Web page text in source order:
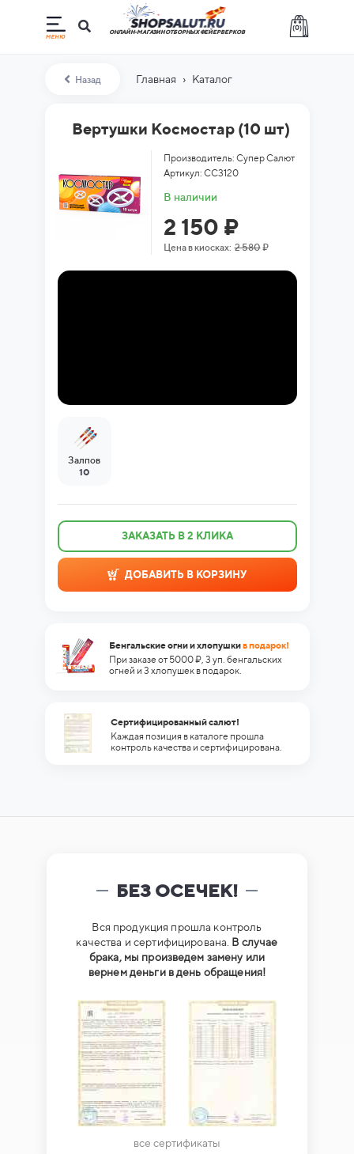
(0)
ОНЛАЙН-МАГАЗИН ОТБОРНЫХ ФЕЙЕРВЕРКОВ
Назад Главная › Каталог
Вертушки Космостар (10 шт)
Производитель: Супер Салют
Артикул: СС3120
В наличии
2 150 ₽
Цена в киосках:2 580₽
Залпов
10
ЗАКАЗАТЬ В 2 КЛИКА
ДОБАВИТЬ В КОРЗИНУ
Бенгальские огни и хлопушкив подарок!
При заказе от 5000 ₽, 3 уп. бенгальских
огней и 3 хлопушек в подарок.
Сертифицированный салют!
Каждая позиция в каталоге прошла
контроль качества и сертифицирована.
БЕЗ ОСЕЧЕК!
Вся продукция прошла контроль
качества и сертифицирована. В случае
брака, мы произведем замену или
вернем деньги в день обращения!
все сертификаты